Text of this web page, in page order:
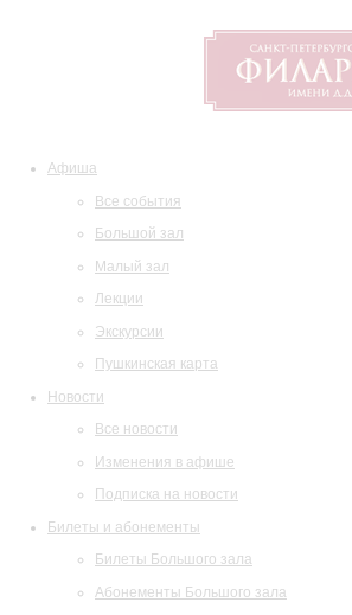
Афиша
Все события
Большой зал
Малый зал
Лекции
Экскурсии
Пушкинская карта
Новости
Все новости
Изменения в афише
Подписка на новости
Билеты и абонементы
Билеты Большого зала
Абонементы Большого зала